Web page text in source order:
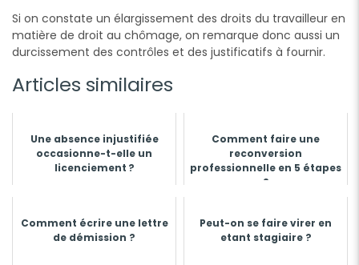
Si on constate un élargissement des droits du travailleur en
matière de droit au chômage, on remarque donc aussi un
durcissement des contrôles et des justificatifs à fournir.
Articles similaires
Une absence injustifiée
occasionne-t-elle un
licenciement ?
Comment faire une
reconversion
professionnelle en 5 étapes
?
Comment écrire une lettre
de démission ?
Peut-on se faire virer en
etant stagiaire ?